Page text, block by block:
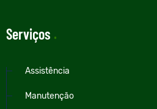
Serviços .
Assistência
Manutenção